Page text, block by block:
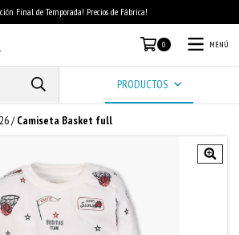
Final de Temporada! Precios de Fábrica!
0 MENÚ
PRODUCTOS
/ Camiseta Basket full